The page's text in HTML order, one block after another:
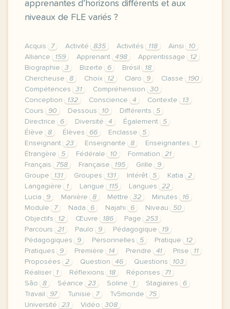
apprenantes d’horizons différents et aux
niveaux de FLE variés ?
Acquis 7 Activité 835 Activités 118 Ainsi
10
Alliance
159 Apprenant 498 Apprentissage
12
Biographie
3 Bizerte 6 Brésil
18
Chercheuse
8 Choix 12 Claro 9 Classe
190
Compétences
31 Compréhension
30
Conception
132 Conscience 4 Contexte
13
Cours
90 Dessous 10 Différents
5
Directrice
6 Diversité 4 Également
5
Élève
8 Élèves 66 Enclasse
5
Enseignant
23 Enseignante 8 Enseignantes
1
Étrangère
5 Fédérale 10 Formation
21
Français
758 Française 195 Grille
9
Groupe
131 Groupes 131 Intérêt 5 Katia
2
Langagière
1 Langue 115 Langues
22
Lucia
9 Manière 8 Mettre 32 Minutes
16
Module
7 Nada 6 Najahi 6 Niveau
50
Objectifs
12 Œuvre 186 Page
253
Parcours
21 Paulo 9 Pédagogique
19
Pédagogiques
9 Personnelles 5 Pratique
12
Pratiques
9 Première 14 Prendre 41 Prise
11
Proposées
2 Question 46 Questions
103
Réaliser
1 Réflexions 18 Réponses
71
São
8 Séance 23 Soline 1 Stagiaires
6
Travail
97 Tunisie 7 Tv5monde
75
Université
23 Vidéo 308